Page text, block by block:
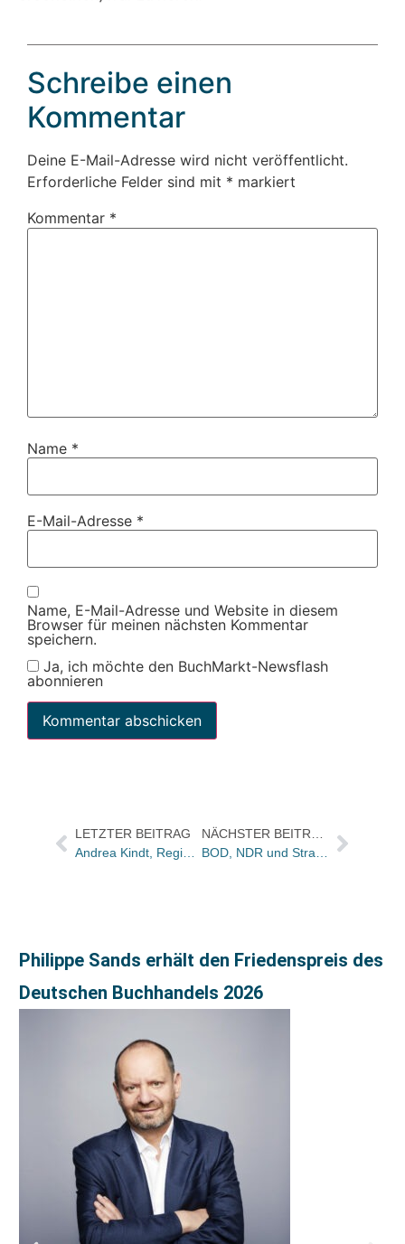
Schreibe einen
Kommentar
Deine E-Mail-Adresse wird nicht veröffentlicht.
Erforderliche Felder sind mit * markiert
Kommentar *
Name *
E-Mail-Adresse *
Name, E-Mail-Adresse und Website in diesem
Browser für meinen nächsten Kommentar
speichern.
Ja, ich möchte den BuchMarkt-Newsflash
abonnieren
LETZTER BEITRAG
Andrea Kindt, Regina Steinicke, Anne Helene Bubenzer, Christiane Steen bei Rowohlt-Verlagen
Philippe Sands erhält den Friedenspreis des
Deutschen Buchhandels 2026